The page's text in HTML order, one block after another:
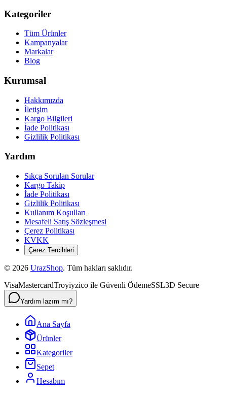
Kategoriler
Tüm Ürünler
Kampanyalar
Markalar
Blog
Kurumsal
Hakkımızda
İletişim
Kargo Bilgileri
İade Politikası
Gizlilik Politikası
Yardım
Sıkça Sorulan Sorular
Kargo Takip
İade Politikası
Gizlilik Politikası
Kullanım Koşulları
Mesafeli Satış Sözleşmesi
Çerez Politikası
KVKK
Çerez Tercihleri
© 2026 UrazShop. Tüm hakları saklıdır.
VisaMastercardTroyiyzico ile Güvenli ÖdemeSSL3D Secure
Yardım lazım mı?
Ana Sayfa
Ürünler
Kategoriler
Sepet
Hesabım